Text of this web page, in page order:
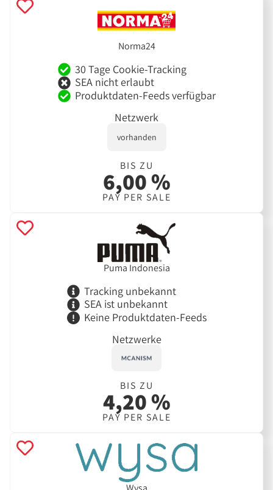
Norma24
30 Tage Cookie-Tracking
SEA nicht erlaubt
Produktdaten-Feeds verfügbar
Netzwerk
vorhanden
BIS ZU
6,00 %
PAY PER SALE
Puma Indonesia
Tracking unbekannt
SEA ist unbekannt
Keine Produktdaten-Feeds
Netzwerke
BIS ZU
4,20 %
PAY PER SALE